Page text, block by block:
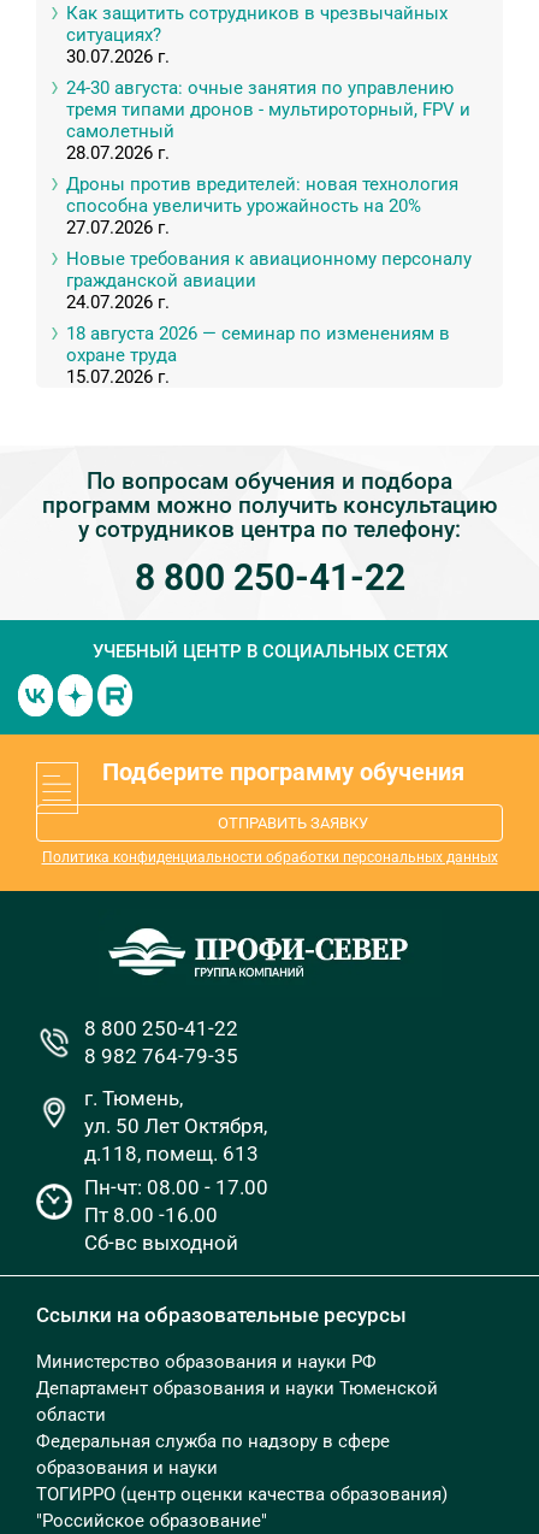
Как защитить сотрудников в чрезвычайных
ситуациях?
30.07.2026 г.
24-30 августа: очные занятия по управлению
тремя типами дронов - мультироторный, FPV и
самолетный
28.07.2026 г.
Дроны против вредителей: новая технология
способна увеличить урожайность на 20%
27.07.2026 г.
Новые требования к авиационному персоналу
гражданской авиации
24.07.2026 г.
18 августа 2026 — семинар по изменениям в
охране труда
15.07.2026 г.
По вопросам обучения и подбора
программ можно получить консультацию
у сотрудников центра по телефону:
8 800 250-41-22
УЧЕБНЫЙ ЦЕНТР В СОЦИАЛЬНЫХ СЕТЯХ
Подберите программу обучения
ОТПРАВИТЬ ЗАЯВКУ
Политика конфиденциальности обработки персональных данных
8 800 250-41-22
8 982 764-79-35
г. Тюмень,
ул. 50 Лет Октября,
д.118, помещ. 613
Пн-чт: 08.00 - 17.00
Пт 8.00 -16.00
Сб-вс выходной
Ссылки на образовательные ресурсы
Министерство образования и науки РФ
Департамент образования и науки Тюменской
области
Федеральная служба по надзору в сфере
образования и науки
ТОГИРРО (центр оценки качества образования)
"Российское образование"